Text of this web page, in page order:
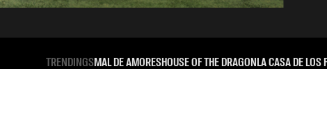
TRENDINGSMAL DE AMORESHOUSE OF THE DRAGONLA CASA DE LOS